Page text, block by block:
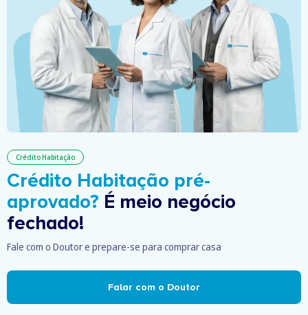
Crédito Habitação
Crédito Habitação pré-
aprovado? É meio negócio
fechado!
Fale com o Doutor e prepare-se para comprar casa
Falar com o Doutor